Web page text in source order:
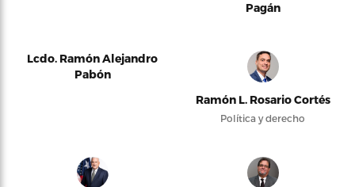
Pagán
Lcdo. Ramón Alejandro
Pabón
Ramón L. Rosario Cortés
Política y derecho